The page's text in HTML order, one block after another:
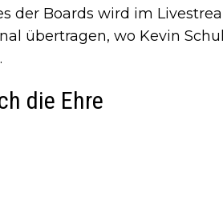
der Boards wird im
übertragen, wo Kevin
die Ehre